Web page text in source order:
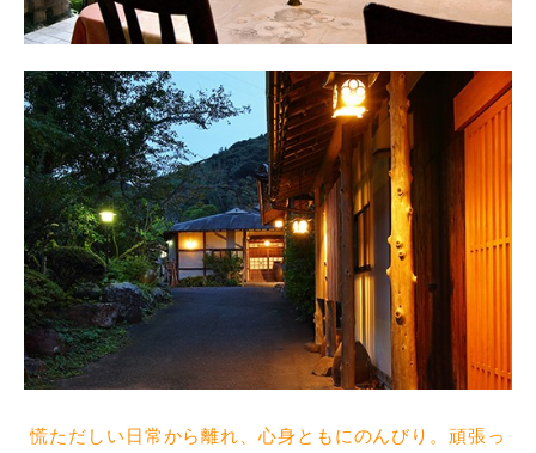
慌ただしい日常から離れ、心身ともにのんびり。頑張っ